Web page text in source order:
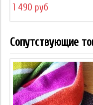
1 490 руб
Сопутствующие